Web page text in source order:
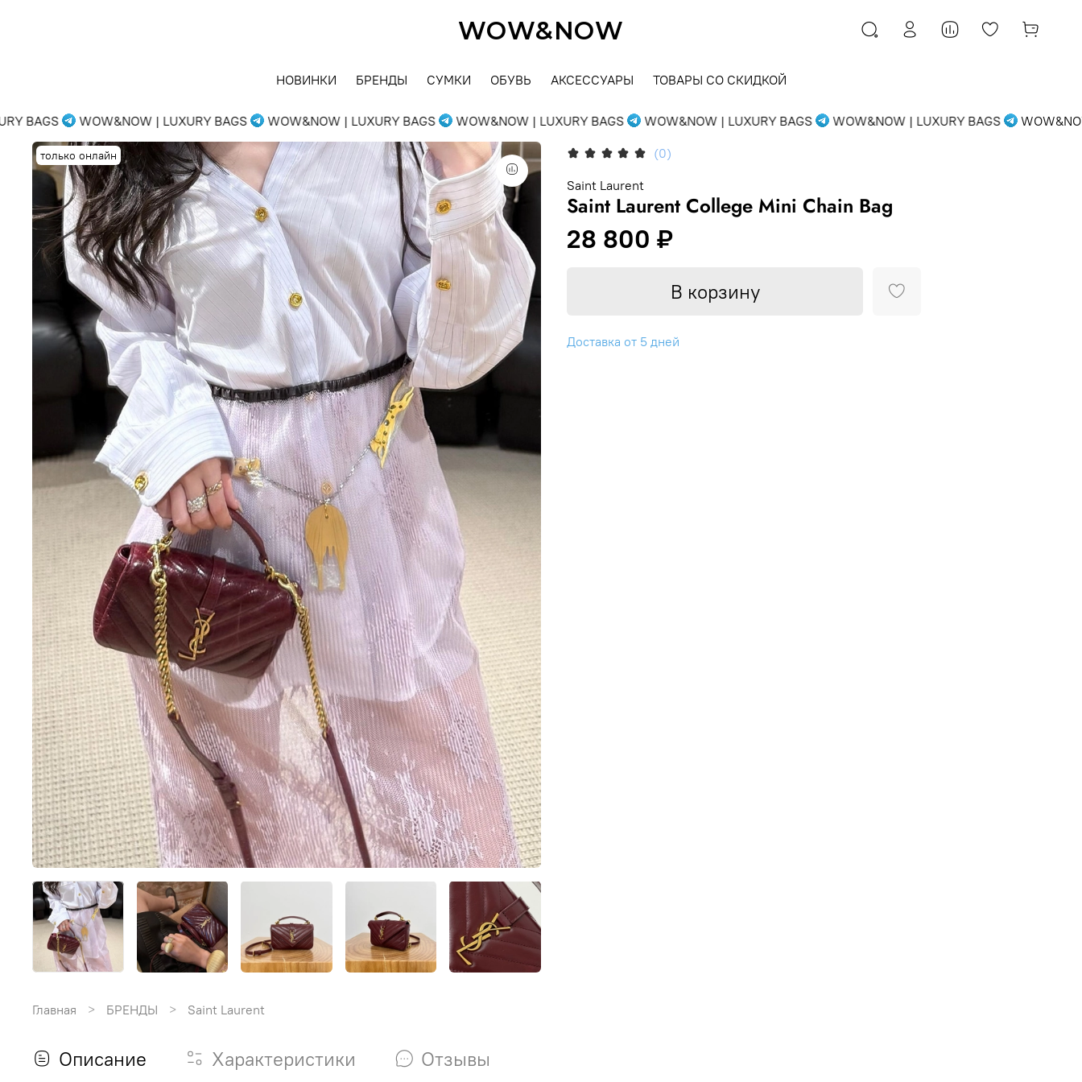
WOW&NOW
НОВИНКИ БРЕНДЫ СУМКИ ОБУВЬ АКСЕССУАРЫ ТОВАРЫ СО СКИДКОЙ
BAGS WOW&NOW | LUXURY BAGS WOW&NOW | LUXURY BAGS WOW&NOW | LUXURY BAGS WOW&NOW | LUXURY BAGS WOW&NOW | LUXURY BAGS WOW&NOW
только онлайн
(0)
Saint Laurent
Saint Laurent College Mini Chain Bag
28 800 ₽
В корзину
Доставка от 5 дней
Главная БРЕНДЫ Saint Laurent
Описание Характеристики Отзывы